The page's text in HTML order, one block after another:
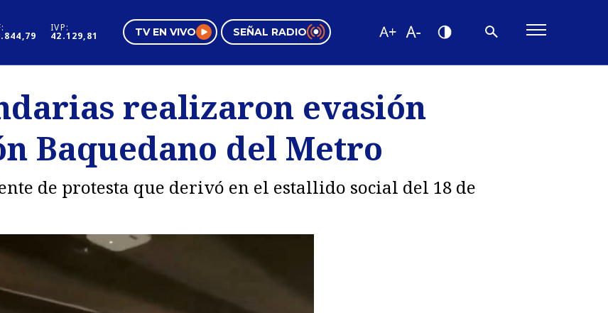
IVP:
42.129,81 TV EN VIVO SEÑAL RADIO
Negocios
Pura Mujer
Tendencias
Videos
realizaron evasión
Baquedano del Metro
de protesta que derivó en el estallido social del 18 de